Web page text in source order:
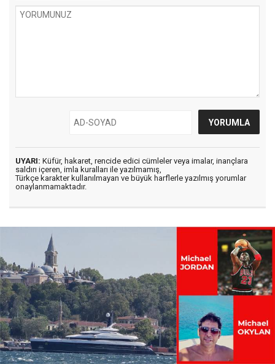
UYARI: Küfür, hakaret, rencide edici cümleler veya imalar, inançlara
saldırı içeren, imla kuralları ile yazılmamış,
Türkçe karakter kullanılmayan ve büyük harflerle yazılmış yorumlar
onaylanmamaktadır.